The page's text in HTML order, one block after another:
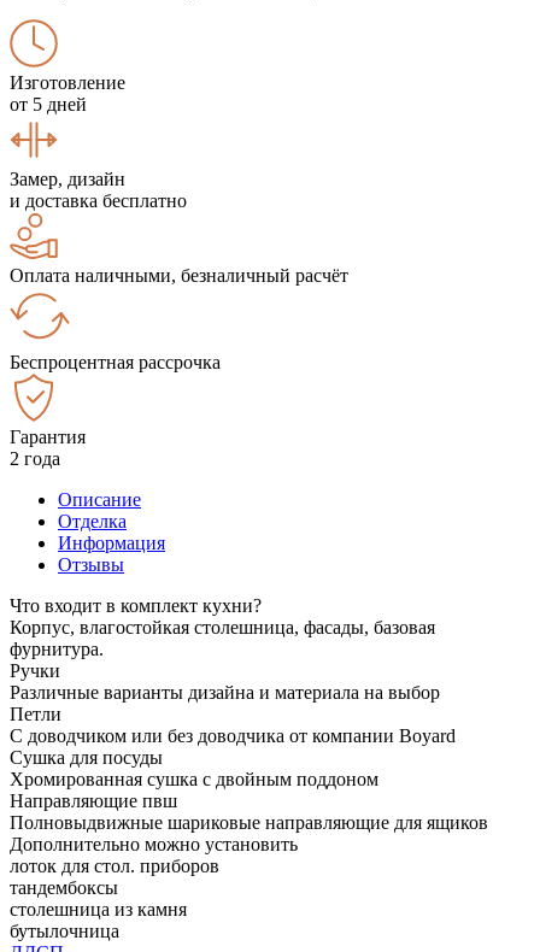
Изготовление
от 5 дней
Замер, дизайн
и доставка бесплатно
Оплата наличными, безналичный расчёт
Беспроцентная рассрочка
Гарантия
2 года
Описание
Отделка
Информация
Отзывы
Что входит в комплект кухни?
Корпус, влагостойкая столешница, фасады, базовая
фурнитура.
Ручки
Различные варианты дизайна и материала на выбор
Петли
С доводчиком или без доводчика от компании Boyard
Сушка для посуды
Хромированная сушка с двойным поддоном
Направляющие пвш
Полновыдвижные шариковые направляющие для ящиков
Дополнительно можно установить
лоток для стол. приборов
тандембоксы
столешница из камня
бутылочница